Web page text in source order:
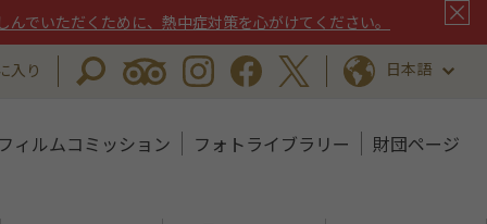
でいただくために、熱中症対策を心がけてください。
入り 日本語
ィルムコミッション フォトライブラリー 財団ページ